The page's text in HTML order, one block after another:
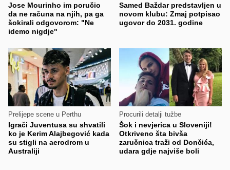
Jose Mourinho im poručio
da ne računa na njih, pa ga
šokirali odgovorom: "Ne
idemo nigdje"
Samed Baždar predstavljen u
novom klubu: Zmaj potpisao
ugovor do 2031. godine
Prelijepe scene u Perthu
Igrači Juventusa su shvatili
ko je Kerim Alajbegović kada
su stigli na aerodrom u
Australiji
Procurili detalji tužbe
Šok i nevjerica u Sloveniji!
Otkriveno šta bivša
zaručnica traži od Dončića,
udara gdje najviše boli